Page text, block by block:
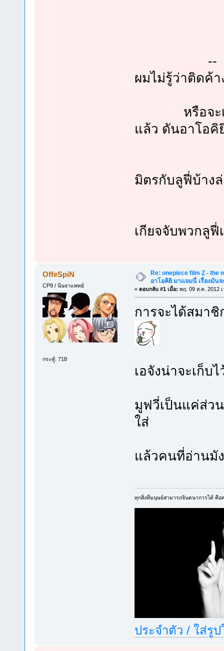
-- ที่ อาโอ
ผมไม่รู้ว่าติดค้า
หรือจะเพร
แล้ว ดันอาโอคิ
มิตรกับลูฟี่บ้าง
เกียจจับพวกลูฟี่
OffeSpiN
CP9 / นินจาแพทย์
กระทู้: 718
Re: onepiece film Z - the
อาโอคิยิ มาแจมนี่ เรื่องมันจ
« ตอบกลับ #1 เมื่อ: พฤ. 09 ส.ค. 2012
การจะได้สมา
เอจังน่าจะเก็บ
มูฟวี่เป็นแค่ส่วน
ใส่
แล้วคนที่อ่านมั
ทุกสิ่งที่มนุษย์สามารถจินตนาการได้ คื
ประจำตัว / ใส่รู